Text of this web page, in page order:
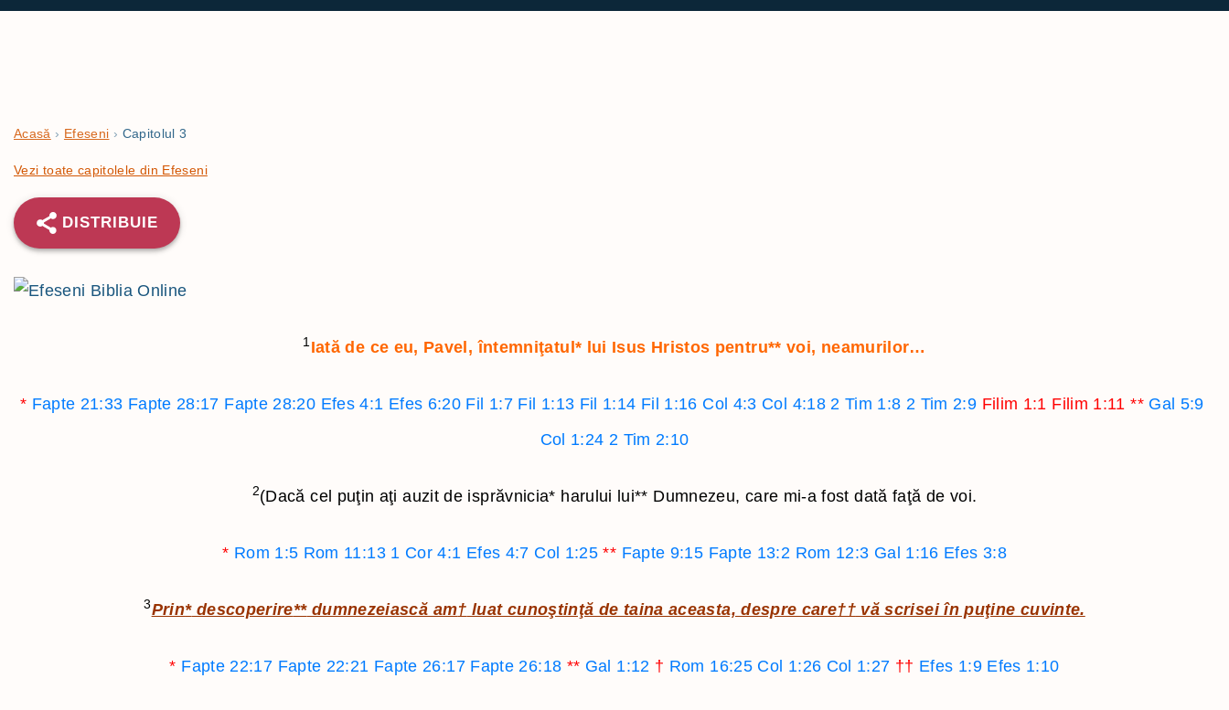
1 Imparati
Cantarea cantarilor
Ezechiel
Osea
Amos
Iona
Filipeni
Apocalipsa
Acasă › Efeseni › Capitolul 3
Vezi toate capitolele din Efeseni
DISTRIBUIE
1Iată de ce eu, Pavel, întemniţatul * lui Isus Hristos pentru** voi, neamurilor…
* Fapte 21:33 Fapte 28:17 Fapte 28:20 Efes 4:1 Efes 6:20 Fil 1:7 Fil 1:13 Fil 1:14 Fil 1:16 Col 4:3 Col 4:18 2 Tim 1:8 2 Tim 2:9 Filim 1:1 Filim 1:11 ** Gal 5:9
Col 1:24 2 Tim 2:10
2(Dacă cel puţin aţi auzit de isprăvnicia* harului lui** Dumnezeu, care mi-a fost dată faţă de voi.
* Rom 1:5 Rom 11:13 1 Cor 4:1 Efes 4:7 Col 1:25 ** Fapte 9:15 Fapte 13:2 Rom 12:3 Gal 1:16 Efes 3:8
3Prin*descoperire**dumnezeiască am† luat cunoştinţă de taina aceasta, despre care††vă scrisei în puţine cuvinte.
* Fapte 22:17 Fapte 22:21 Fapte 26:17 Fapte 26:18 ** Gal 1:12 † Rom 16:25 Col 1:26 Col 1:27 †† Efes 1:9 Efes 1:10